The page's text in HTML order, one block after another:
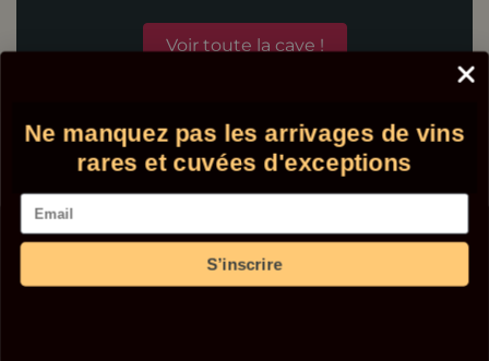
Voir toute la cave !
Déstockage Vieux Millésimes :
Profitez des Grands Vins à Prix
Remisés !
Bienvenue sur la page "Déstockage Vieux Millésimes" de
Ne manquez pas les arrivages de vins
rares et cuvées d'exceptions
Email
S’inscrire